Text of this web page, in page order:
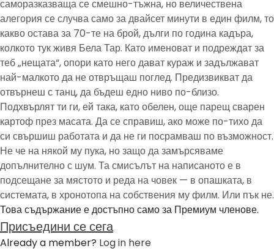
саморазказваща се смешно-тъжна, но величествена
алегория се случва само за двайсет минути в един филм, то
какво остава за 70-те на брой, дълги по година кадъра,
колкото тук живя Бела Тар. Като именоват и подреждат за
теб „нещата“, опори като него дават кураж и задължават
най-малкото да не отвръщаш поглед. Предизвикват да
отвърнеш с танц, да бъдеш едно ниво по-близо.
Подхвърлят ти ги, ей така, като обелен, още парещ сварен
картоф през масата. Да се справиш, ако може по-тихо да
си свършиш работата и да не ги посрамваш по възможност.
Не че на някой му пука, но защо да замърсяваме
допълнително с шум. Та смисълът на написаното е в
подсещане за мястото и реда на човек — в опашката, в
системата, в хронотопа на собствения му филм. Или пък не.
Това съдържание е достъпно само за Премиум членове.
Присъедини се сега
Already a member? Log in here